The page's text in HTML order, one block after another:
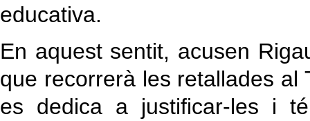
educativa.
En aquest sentit, acusen
que recorrerà les retallades al
es dedica a justificar‐les i